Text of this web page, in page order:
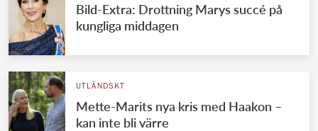
Luxemburgska storhertighuset
Marockanska kungahuset
Monacos furstehus
Bild-Extra: Drottning Marys succé på
kungliga middagen
UTLÄNDSKT
Mette-Marits nya kris med Haakon –
kan inte bli värre